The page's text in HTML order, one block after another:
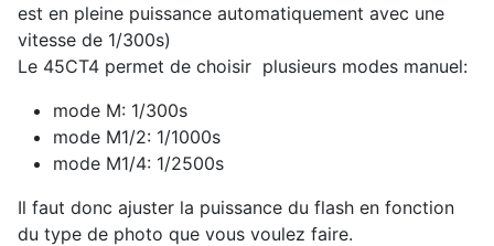
est en pleine puissance automatiquement avec une
vitesse de 1/300s)
Le 45CT4 permet de choisir plusieurs modes manuel:
mode M: 1/300s
mode M1/2: 1/1000s
mode M1/4: 1/2500s
Il faut donc ajuster la puissance du flash en fonction
du type de photo que vous voulez faire.